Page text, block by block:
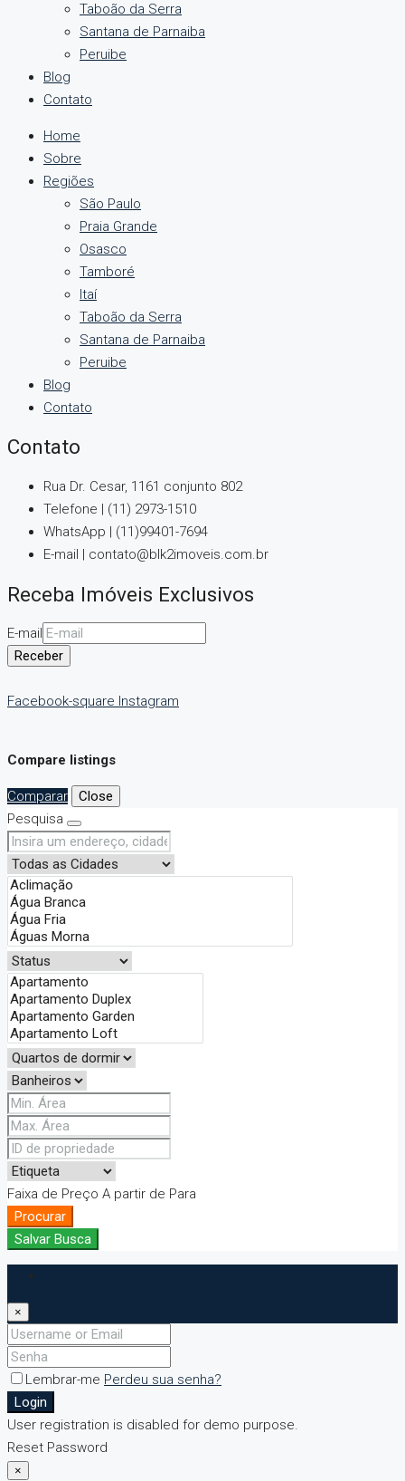
Taboão da Serra
Santana de Parnaiba
Peruibe
Blog
Contato
Home
Sobre
Regiões
São Paulo
Praia Grande
Osasco
Tamboré
Itaí
Taboão da Serra
Santana de Parnaiba
Peruibe
Blog
Contato
Contato
Rua Dr. Cesar, 1161 conjunto 802
Telefone | (11) 2973-1510
WhatsApp | (11)99401-7694
E-mail | contato@blk2imoveis.com.br
Receba Imóveis Exclusivos
E-mail
Receber
Facebook-square Instagram
Compare listings
Comparar
Close
Pesquisa
Faixa de Preço A partir de Para
Procurar
Salvar Busca
×
Lembrar-me Perdeu sua senha?
Login
User registration is disabled for demo purpose.
Reset Password
×